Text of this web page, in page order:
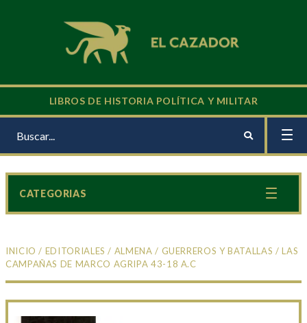
LIBROS DE HISTORIA POLÍTICA Y MILITAR
INICIO / EDITORIALES / ALMENA / GUERREROS Y BATALLAS / LAS
CAMPAÑAS DE MARCO AGRIPA 43-18 A.C
CATEGORIAS